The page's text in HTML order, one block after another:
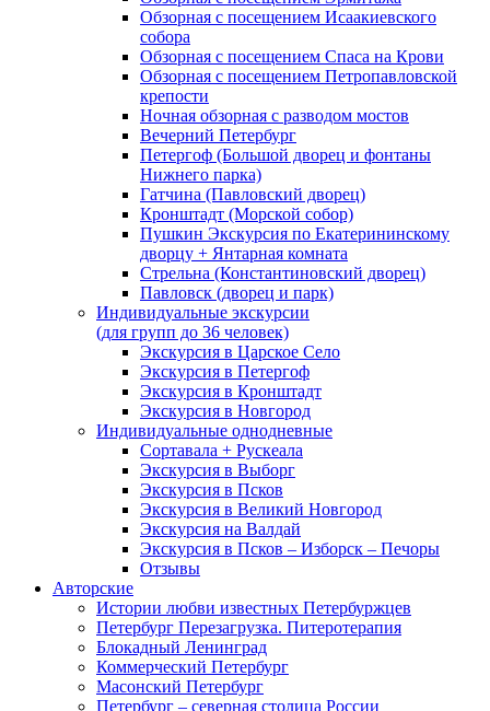
Обзорная с посещением Исаакиевского
собора
Обзорная с посещением Спаса на Крови
Обзорная с посещением Петропавловской
крепости
Ночная обзорная с разводом мостов
Вечерний Петербург
Петергоф (Большой дворец и фонтаны
Нижнего парка)
Гатчина (Павловский дворец)
Кронштадт (Морской собор)
Пушкин Экскурсия по Екатерининскому
дворцу + Янтарная комната
Стрельна (Константиновский дворец)
Павловск (дворец и парк)
Индивидуальные экскурсии
(для групп до 36 человек)
Экскурсия в Царское Село
Экскурсия в Петергоф
Экскурсия в Кронштадт
Экскурсия в Новгород
Индивидуальные однодневные
Сортавала + Рускеала
Экскурсия в Выборг
Экскурсия в Псков
Экскурсия в Великий Новгород
Экскурсия на Валдай
Экскурсия в Псков – Изборск – Печоры
Отзывы
Авторские
Истории любви известных Петербуржцев
Петербург Перезагрузка. Питеротерапия
Блокадный Ленинград
Коммерческий Петербург
Масонский Петербург
Петербург – северная столица России